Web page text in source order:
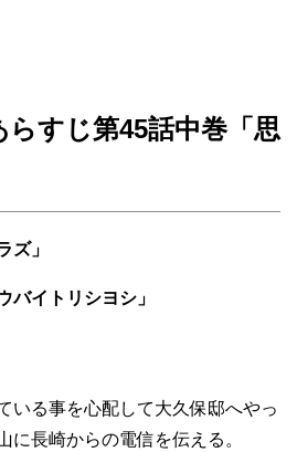
すじ第45話中巻「思
ズ」
バイトリシヨシ」
いる事を心配して大久保邸へやっ
に長崎からの電信を伝える。